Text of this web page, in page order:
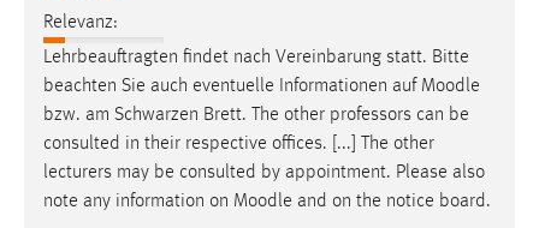
Relevanz:
Lehrbeauftragten findet nach Vereinbarung statt. Bitte
beachten Sie auch eventuelle Informationen auf Moodle
bzw. am Schwarzen Brett. The other professors can be
consulted in their respective offices. [...] The other
lecturers may be consulted by appointment. Please also
note any information on Moodle and on the notice board.